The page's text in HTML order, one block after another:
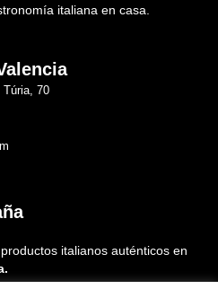
italiana en casa.
Túria, 70
italianos auténticos en